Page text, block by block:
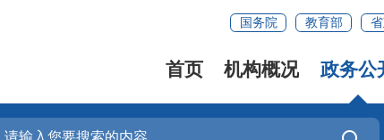
国务院 教育部
首页 机构概况 政务公